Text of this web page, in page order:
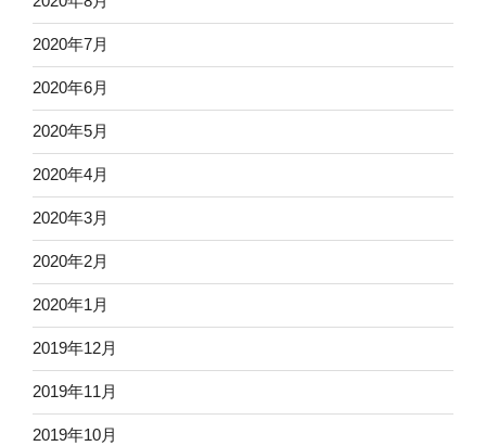
2020年7月
2020年6月
2020年5月
2020年4月
2020年3月
2020年2月
2020年1月
2019年12月
2019年11月
2019年10月